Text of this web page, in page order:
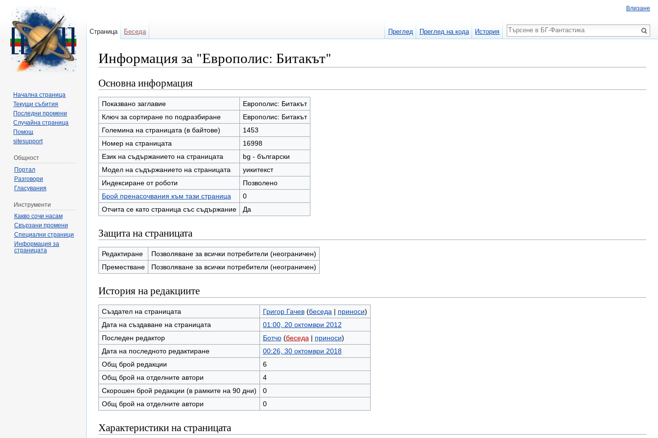
Информация за "Европолис: Битакът"
Основна информация
Показвано заглавие
Европолис: Битакът
Ключ за сортиране по подразбиране
Европолис: Битакът
Големина на страницата (в байтове)
1453
Номер на страницата
16998
Език на съдържанието на страницата
bg - български
Модел на съдържанието на страницата
уикитекст
Индексиране от роботи
Позволено
Брой пренасочвания към тази страница
0
Отчита се като страница със съдържание
Да
Защита на страницата
Редактиране
Позволяване за всички потребители (неограничен)
Преместване
Позволяване за всички потребители (неограничен)
История на редакциите
Създател на страницата Григор Гачев (беседа | приноси)
Дата на създаване на страницата
01:00, 20 октомври 2012
Последeн редактор
Ботчо (беседа | приноси)
Дата на последнoто редактиране
00:26, 30 октомври 2018
Общ брой редакции
6
Общ брой на отделните автори
4
Скорошен брой редакции (в рамките на 90 дни)
0
Общ брой на отделните автори
0
Характеристики на страницата
Влизане
Страница Беседа Преглед Преглед на кода История
Търсене
Начална страница
Текущи събития
Последни промени
Случайна страница
Помощ
sitesupport
Общност
Портал
Разговори
Гласувания
Инструменти
Какво сочи насам
Свързани промени
Специални страници
Информация за
страницата